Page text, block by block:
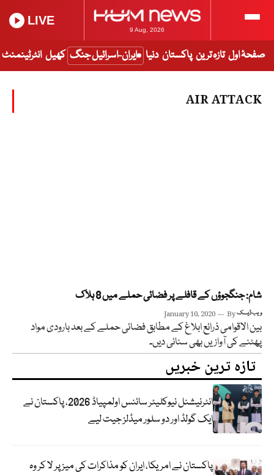
9 Aug, 2026
LIVE
صفحۂ اول تازہ ترین پاکستان دنیا ایران-اسرائیل جنگ کھیل انٹرٹینمنٹ
AIR ATTACK
شام: جنگجوؤں کے قافلے پر فضائی حملے میں 8 ہلاک
January 10, 2020 Byویب ڈیسک
بین الاقوامی ذرائع ابلاغ کے مطابق فضائی حملے کے بعد بارودی مواد
پھٹنے کی آوازیں بھی سنائی دیں۔
تازہ ترین خبریں
انٹرنیشنل نیوکلیئر سائنس اولمپیاڈ 2026، پاکستان نے
ایک گولڈ اور دو سلور میڈلز جیت لیے
پاکستان نے امریکا، ایران کو مذاکرات کی میز پر لا کر وہ